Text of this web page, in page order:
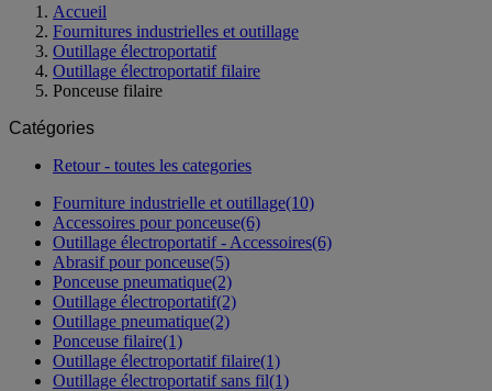
Accueil
Fournitures industrielles et outillage
Outillage électroportatif
Outillage électroportatif filaire
Ponceuse filaire
Catégories
Retour - toutes les categories
Fourniture industrielle et outillage(10)
Accessoires pour ponceuse(6)
Outillage électroportatif - Accessoires(6)
Abrasif pour ponceuse(5)
Ponceuse pneumatique(2)
Outillage électroportatif(2)
Outillage pneumatique(2)
Ponceuse filaire(1)
Outillage électroportatif filaire(1)
Outillage électroportatif sans fil(1)